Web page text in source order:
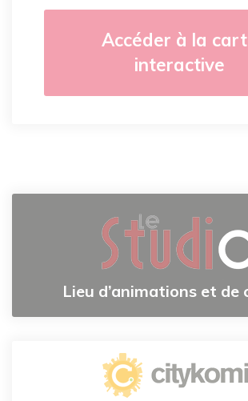
Accéder à la
interactive
Lieu d’animations et de